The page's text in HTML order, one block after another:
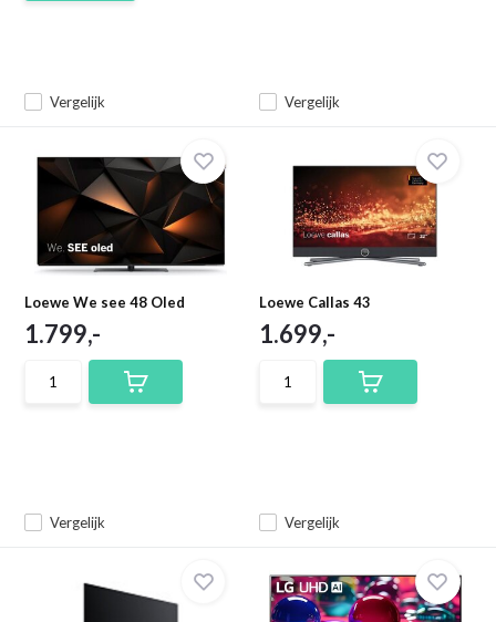
Vergelijk Vergelijk
Loewe We see 48 Oled
Vergelijk
1.799,-
Loewe Callas 43
Vergelijk
1.699,-